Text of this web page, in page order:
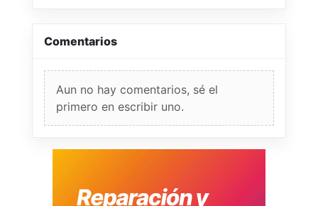
Comentarios
Aun no hay comentarios, sé el
primero en escribir uno.